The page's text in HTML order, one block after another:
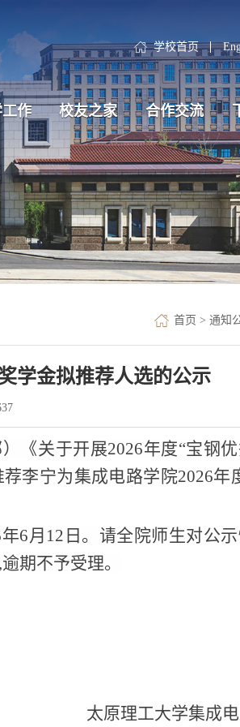
学校首页
工作 校友之家 合作交流
首页 > 通知
学金拟推荐人选的公示
）《关于开展2026年度“宝钢
荐李宁为集成电路学院2026年
年6月 12 日。请全院师生对公
,逾期不予受理。
太原理工大学集成